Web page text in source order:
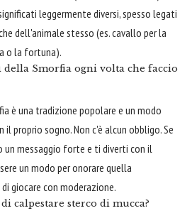
leggermente diversi, spesso legati
dell'animale stesso (es. cavallo per la
o la fortuna).
Smorfia ogni volta che faccio
è una tradizione popolare e un modo
proprio sogno. Non c'è alcun obbligo. Se
messaggio forte e ti diverti con il
un modo per onorare quella
giocare con moderazione.
calpestare sterco di mucca?